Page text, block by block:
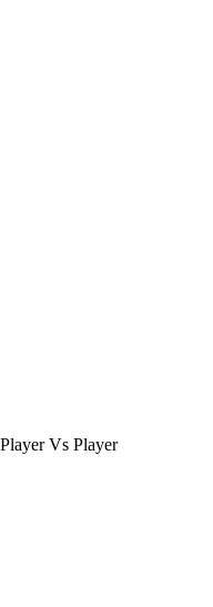
Vs Player